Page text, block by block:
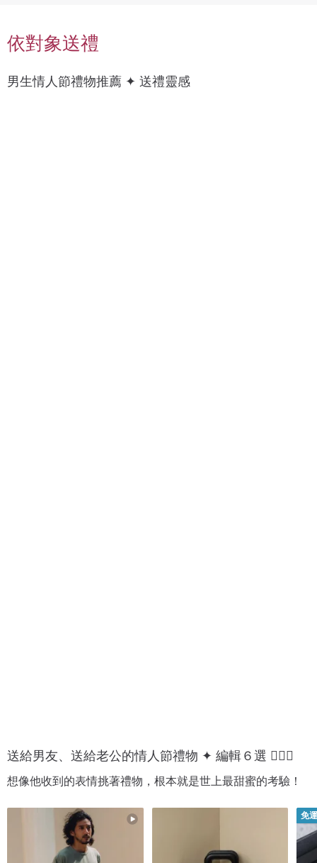
依對象送禮
男生情人節禮物推薦 ✦ 送禮靈感
上
科
送給男友、送給老公的情人節禮物 ✦ 編輯６選 💁🏻‍♂️
想像他收到的表情挑著禮物，根本就是世上最甜蜜的考驗！
免